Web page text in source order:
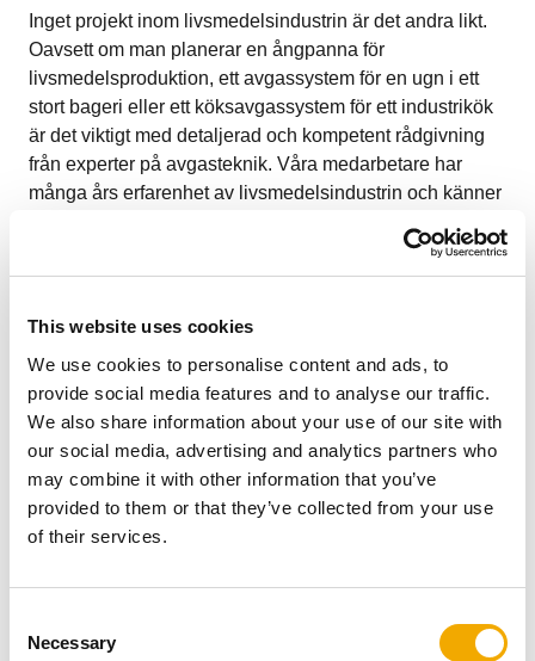
This website uses cookies
We use cookies to personalise content and ads, to
provide social media features and to analyse our traffic.
We also share information about your use of our site with
our social media, advertising and analytics partners who
may combine it with other information that you’ve
provided to them or that they’ve collected from your use
of their services.
Necessary
Inget projekt inom livsmedelsindustrin är det andra likt.
Oavsett om man planerar en ångpanna för
livsmedelsproduktion, ett avgassystem för en ugn i ett
stort bageri eller ett köksavgassystem för ett industrikök
är det viktigt med detaljerad och kompetent rådgivning
från experter på avgasteknik. Våra medarbetare har
många års erfarenhet av livsmedelsindustrin och känner
skorstenssystem.
Industriella bagerier
Planeringen av avgassystem för bakugnar i
industribagerier är inte bara mycket individuell, utan
bagerier och ger dig gärna detaljerad och kompetent